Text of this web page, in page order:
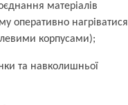
матеріалів
оперативно нагріватися
корпусами);
та навколишньої